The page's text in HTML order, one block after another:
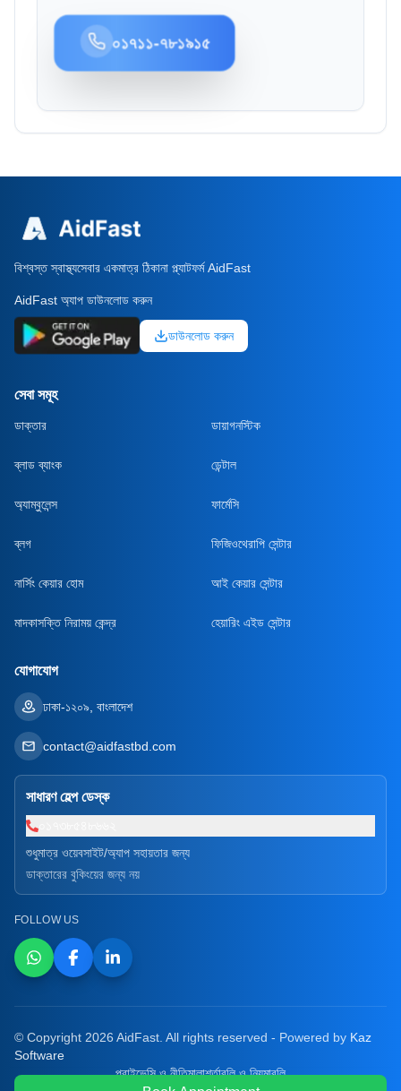
০১৭১১-৭৮১৯১৫
বিশ্বস্ত স্বাস্থ্যসেবার একমাত্র ঠিকানা প্ল্যাটফর্ম AidFast
AidFast অ্যাপ ডাউনলোড করুন
ডাউনলোড করুন
সেবা সমূহ
ডাক্তার ডায়াগনস্টিক
ব্লাড ব্যাংক ডেন্টাল
অ্যাম্বুলেন্স ফার্মেসি
ব্লগ ফিজিওথেরাপি সেন্টার
নার্সিং কেয়ার হোম আই কেয়ার সেন্টার
মাদকাসক্তি নিরাময় কেন্দ্র হেয়ারিং এইড সেন্টার
যোগাযোগ
ঢাকা-১২০৯, বাংলাদেশ
contact@aidfastbd.com
সাধারণ হেল্প ডেস্ক
শুধুমাত্র ওয়েবসাইট/অ্যাপ সহায়তার জন্য
ডাক্তারের বুকিংয়ের জন্য নয়
FOLLOW US
© Copyright 2026 AidFast. All rights reserved - Powered by Kaz
Software
প্রাইভেসি ও নীতিমালাশর্তাবলি ও নিয়মাবলি